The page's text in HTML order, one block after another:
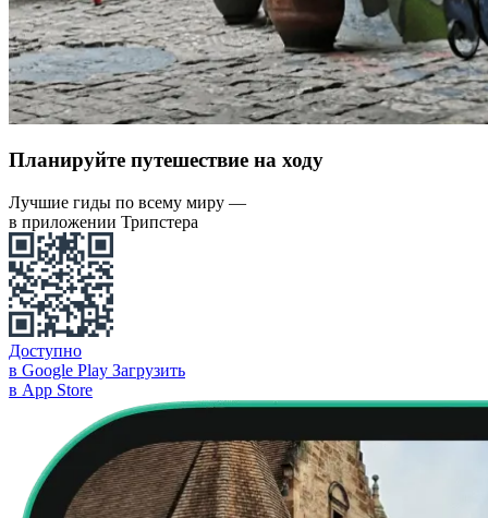
Планируйте путешествие на ходу
Лучшие гиды по всему миру —
в приложении Трипстера
Доступно
в Google Play Загрузить
в App Store